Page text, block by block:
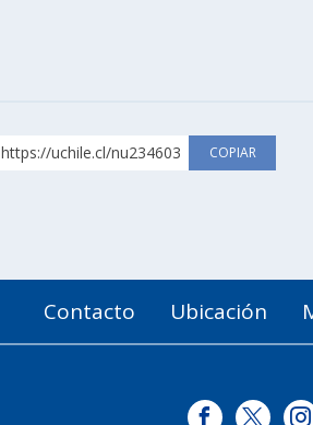
https://uchile.cl/nu234603 COPIAR
Contacto Ubicación